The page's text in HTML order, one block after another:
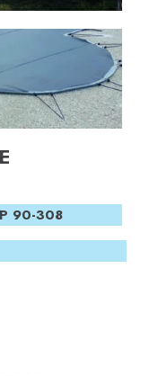
90-308